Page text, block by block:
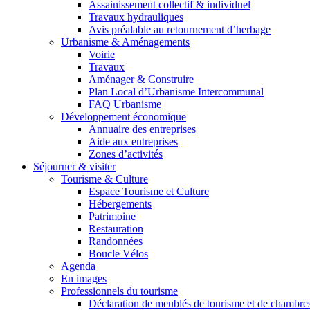
Assainissement collectif & individuel
Travaux hydrauliques
Avis préalable au retournement d’herbage
Urbanisme & Aménagements
Voirie
Travaux
Aménager & Construire
Plan Local d’Urbanisme Intercommunal
FAQ Urbanisme
Développement économique
Annuaire des entreprises
Aide aux entreprises
Zones d’activités
Séjourner & visiter
Tourisme & Culture
Espace Tourisme et Culture
Hébergements
Patrimoine
Restauration
Randonnées
Boucle Vélos
Agenda
En images
Professionnels du tourisme
Déclaration de meublés de tourisme et de